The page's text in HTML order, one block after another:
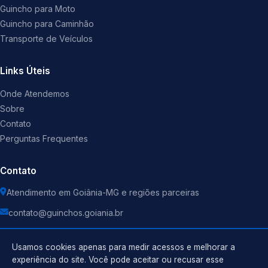
Guincho para Moto
Guincho para Caminhão
Transporte de Veículos
Links Úteis
Onde Atendemos
Sobre
Contato
Perguntas Frequentes
Contato
Atendimento em Goiânia-MG e regiões parceiras
contato@guinchos.goiania.br
Usamos cookies apenas para medir acessos e melhorar a
experiência do site. Você pode aceitar ou recusar esse